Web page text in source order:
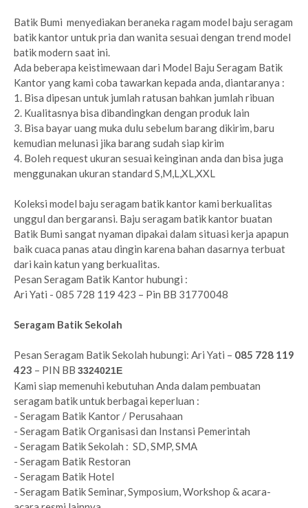
Batik Bumi menyediakan beraneka ragam model baju seragam
batik kantor untuk pria dan wanita sesuai dengan trend model
batik modern saat ini.
Ada beberapa keistimewaan dari Model Baju Seragam Batik
Kantor yang kami coba tawarkan kepada anda, diantaranya :
1. Bisa dipesan untuk jumlah ratusan bahkan jumlah ribuan
2. Kualitasnya bisa dibandingkan dengan produk lain
3. Bisa bayar uang muka dulu sebelum barang dikirim, baru
kemudian melunasi jika barang sudah siap kirim
4. Boleh request ukuran sesuai keinginan anda dan bisa juga
menggunakan ukuran standard S,M,L,XL,XXL
Koleksi model baju seragam batik kantor kami berkualitas
unggul dan bergaransi. Baju seragam batik kantor buatan
Batik Bumi sangat nyaman dipakai dalam situasi kerja apapun
baik cuaca panas atau dingin karena bahan dasarnya terbuat
dari kain katun yang berkualitas.
Pesan Seragam Batik Kantor hubungi :
Ari Yati - 085 728 119 423 – Pin BB 31770048
Seragam Batik Sekolah
Pesan Seragam Batik Sekolah hubungi: Ari Yati – 085 728 119
423 – PIN BB 3324021E
Kami siap memenuhi kebutuhan Anda dalam pembuatan
seragam batik untuk berbagai keperluan :
- Seragam Batik Kantor / Perusahaan
- Seragam Batik Organisasi dan Instansi Pemerintah
- Seragam Batik Sekolah : SD, SMP, SMA
- Seragam Batik Restoran
- Seragam Batik Hotel
- Seragam Batik Seminar, Symposium, Workshop & acara-